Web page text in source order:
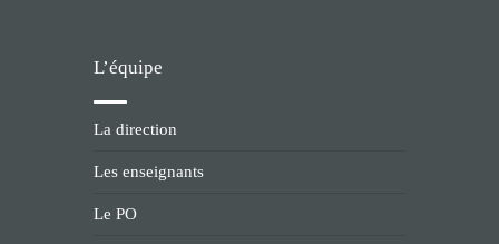
L’équipe
La direction
Les enseignants
Le PO